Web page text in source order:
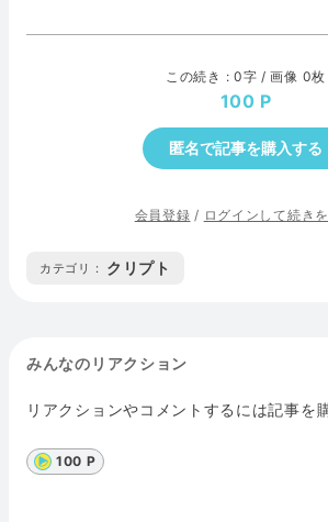
この続き : 0字 / 画像 0枚
100
匿名で記事を購入する
会員登録 / ログインして続き
カテゴリ : クリプト
みんなのリアクション
リアクションやコメントするには記事を
100 P